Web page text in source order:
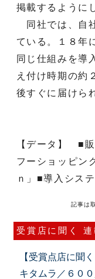
掲載するように
同社では、自
ている。１８年
同じ仕組みを導
え付け時期の約
後すぐに届けら
【データ】 ■
フーショッピン
ｎ」■導入シス
記事は
受賞店に聞く 連
【受賞点店に
キタムラ／６０